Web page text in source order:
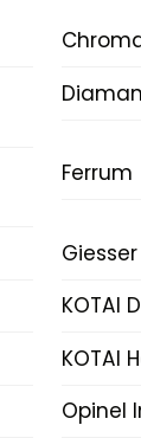
Ferrum
KOTAI
KOTAI
Opinel